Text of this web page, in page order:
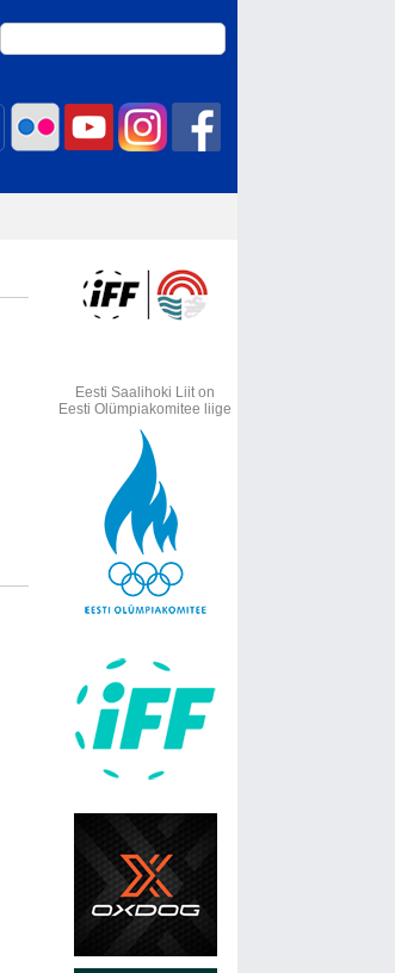
Eesti Saalihoki Liit on
Eesti Olümpiakomitee liige